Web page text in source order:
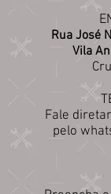
Rua José
Vila
Fale
pelo